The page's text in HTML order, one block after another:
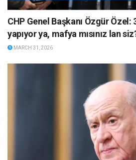
CHP Genel Başkanı Özgür Özel:
yapıyor ya, mafya mısınız lan
MARCH 31, 2026